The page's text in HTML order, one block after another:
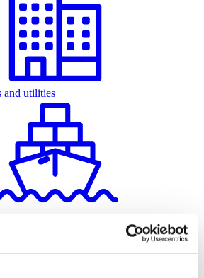
and utilities
- UV disinfection at Burgers' Zoo
& utilities - Water disinfection research